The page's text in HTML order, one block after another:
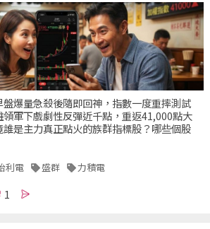
爆量急殺後隨即回神，指數一度重摔測試
軍下戲劇性反彈近千點，重返41,000點大
是主力真正點火的族群指標股？哪些個股
利電 盛群 力積電
1